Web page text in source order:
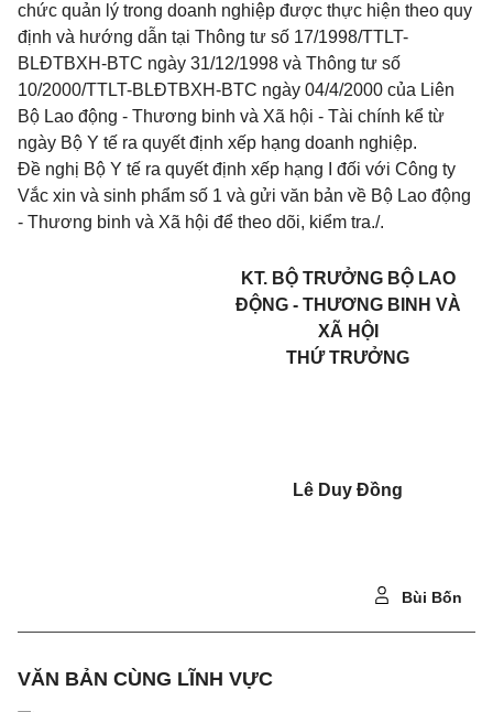
chức quản lý trong doanh nghiệp được thực hiện theo quy
định và hướng dẫn tại Thông tư số 17/1998/TTLT-
BLĐTBXH-BTC ngày 31/12/1998 và Thông tư số
10/2000/TTLT-BLĐTBXH-BTC ngày 04/4/2000 của Liên
Bộ Lao động - Thương binh và Xã hội - Tài chính kể từ
ngày Bộ Y tế ra quyết định xếp hạng doanh nghiệp.
Đề nghị Bộ Y tế ra quyết định xếp hạng I đối với Công ty
Vắc xin và sinh phẩm số 1 và gửi văn bản về Bộ Lao động
- Thương binh và Xã hội để theo dõi, kiểm tra./.
KT. BỘ TRƯỞNG BỘ LAO
ĐỘNG - THƯƠNG BINH VÀ
XÃ HỘI
THỨ TRƯỞNG
Lê Duy Đồng
Bùi Bốn
VĂN BẢN CÙNG LĨNH VỰC